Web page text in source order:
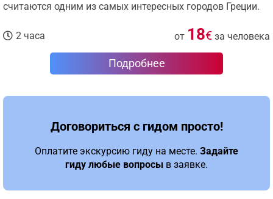
считаются одним из самых интересных городов Греции.
2 часа от 18€ за человека
Подробнее
Договориться с гидом просто!
Оплатите экскурсию гиду на месте. Задайте
гиду любые вопросы в заявке.